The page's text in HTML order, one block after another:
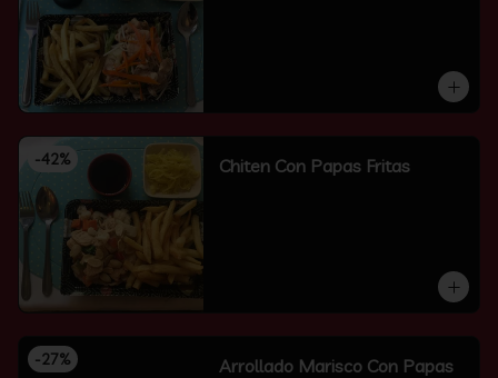
-42% Chiten Con Papas Fritas
-27% Arrollado Marisco Con Papas